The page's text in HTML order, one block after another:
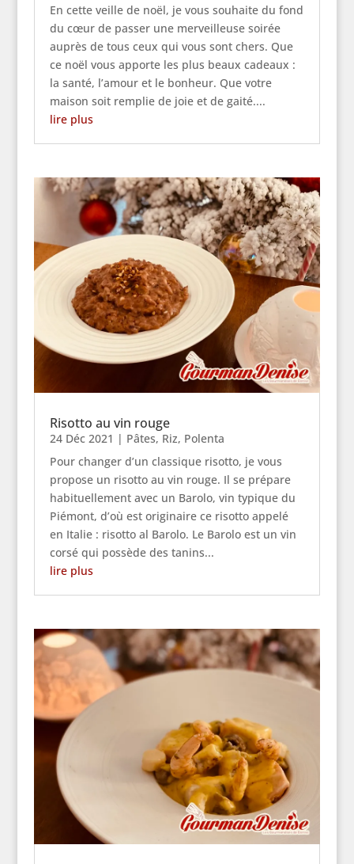
En cette veille de noël, je vous souhaite du fond
du cœur de passer une merveilleuse soirée
auprès de tous ceux qui vous sont chers. Que
ce noël vous apporte les plus beaux cadeaux :
la santé, l’amour et le bonheur. Que votre
maison soit remplie de joie et de gaité....
lire plus
Risotto au vin rouge
24 Déc 2021 | Pâtes, Riz, Polenta
Pour changer d’un classique risotto, je vous
propose un risotto au vin rouge. Il se prépare
habituellement avec un Barolo, vin typique du
Piémont, d’où est originaire ce risotto appelé
en Italie : risotto al Barolo. Le Barolo est un vin
corsé qui possède des tanins...
lire plus